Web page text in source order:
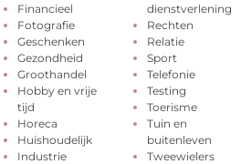
Financieel
Fotografie
Geschenken
Gezondheid
Groothandel
Hobby en vrije
tijd
Horeca
Huishoudelijk
Industrie
dienstverlening
Rechten
Relatie
Sport
Telefonie
Testing
Toerisme
Tuin en
buitenleven
Tweewielers